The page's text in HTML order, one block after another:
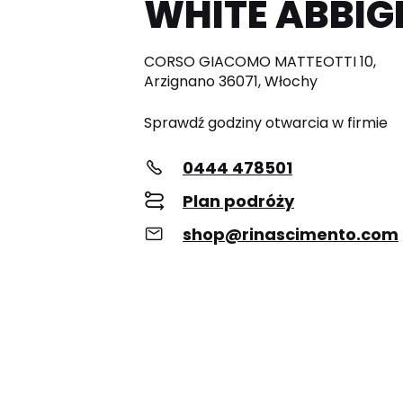
WHITE
CORSO GIACOMO MATTEOTTI 10,
Arzignano 36071, Włochy
Sprawdź godziny otwarcia w firmie
0444 478501
Plan podróży
shop@rinascimento.com